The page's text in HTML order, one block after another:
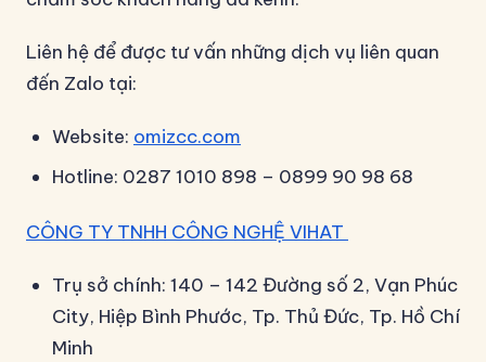
Liên hệ để được tư vấn những dịch vụ liên quan
đến Zalo tại:
Website: omizcc.com
Hotline: 0287 1010 898 – 0899 90 98 68
CÔNG TY TNHH CÔNG NGHỆ VIHAT
Trụ sở chính: 140 – 142 Đường số 2, Vạn Phúc
City, Hiệp Bình Phước, Tp. Thủ Đức, Tp. Hồ Chí
Minh